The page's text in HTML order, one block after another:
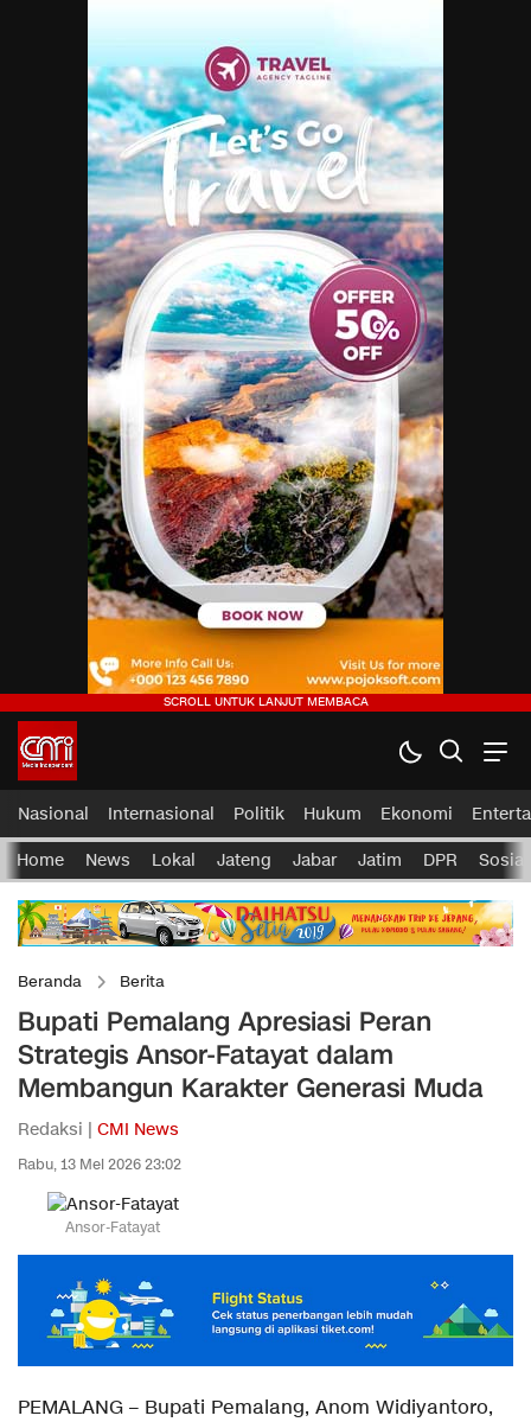
Nasional Internasional Politik Hukum Ekonomi
Home News Lokal Jateng Jabar Jatim DPR Sosial
Beranda Berita
Bupati Pemalang Apresiasi Peran
Strategis Ansor-Fatayat dalam
Membangun Karakter Generasi Muda
Redaksi | CMI News
Rabu, 13 Mei 2026 23:02
Ansor-Fatayat
PEMALANG – Bupati Pemalang, Anom Widiyantoro,